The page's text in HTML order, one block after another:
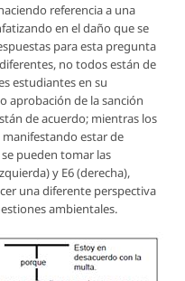
referencia a una
en el daño que se
para esta pregunta
no todos están de
estudiantes en su
aprobación de la sanción
de acuerdo; mientras los
estar de
pueden tomar las
y E6 (derecha),
una diferente perspectiva
ambientales.